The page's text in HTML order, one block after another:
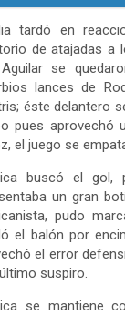
tardó en
de atajadas a
se
lances de
éste delantero
pues aprovechó
el juego se
buscó el gol,
un gran
pudo
el balón por
el error
suspiro.
se mantiene